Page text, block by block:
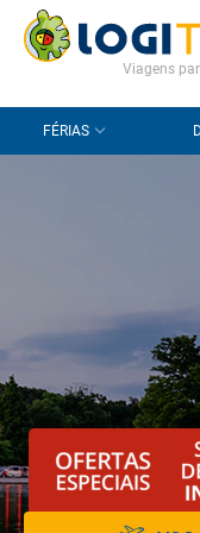
CONTACTO
Viagens
FÉRIAS